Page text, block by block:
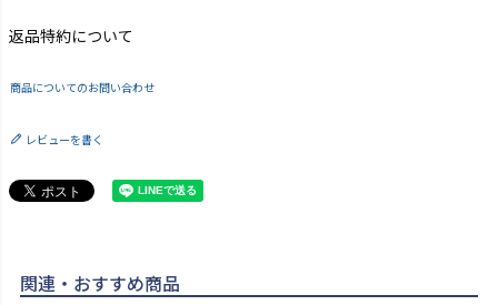
返品特約について
商品についてのお問い合わせ
レビューを書く
関連・おすすめ商品